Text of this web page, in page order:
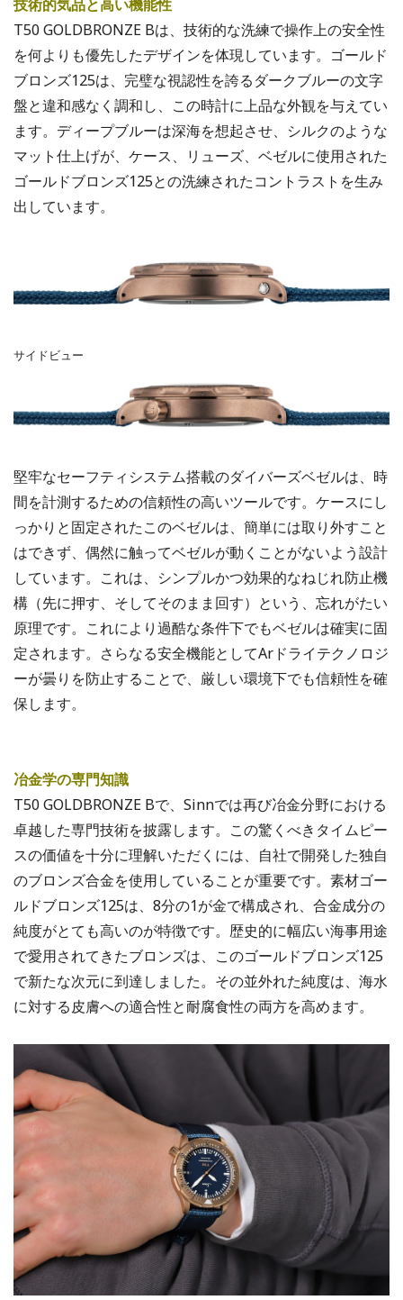
技術的気品と高い機能性
T50 GOLDBRONZE Bは、技術的な洗練で操作上の安全性
を何よりも優先したデザインを体現しています。ゴールド
ブロンズ125は、完璧な視認性を誇るダークブルーの文字
盤と違和感なく調和し、この時計に上品な外観を与えてい
ます。ディープブルーは深海を想起させ、シルクのような
マット仕上げが、ケース、リューズ、ベゼルに使用された
ゴールドブロンズ125との洗練されたコントラストを生み
出しています。
サイドビュー
堅牢なセーフティシステム搭載のダイバーズベゼルは、時
間を計測するための信頼性の高いツールです。ケースにし
っかりと固定されたこのベゼルは、簡単には取り外すこと
はできず、偶然に触ってベゼルが動くことがないよう設計
しています。これは、シンプルかつ効果的なねじれ防止機
構（先に押す、そしてそのまま回す）という、忘れがたい
原理です。これにより過酷な条件下でもベゼルは確実に固
定されます。さらなる安全機能としてArドライテクノロジ
ーが曇りを防止することで、厳しい環境下でも信頼性を確
保します。
冶金学の専門知識
T50 GOLDBRONZE Bで、Sinnでは再び冶金分野における
卓越した専門技術を披露します。この驚くべきタイムピー
スの価値を十分に理解いただくには、自社で開発した独自
のブロンズ合金を使用していることが重要です。素材ゴー
ルドブロンズ125は、8分の1が金で構成され、合金成分の
純度がとても高いのが特徴です。歴史的に幅広い海事用途
で愛用されてきたブロンズは、このゴールドブロンズ125
で新たな次元に到達しました。その並外れた純度は、海水
に対する皮膚への適合性と耐腐食性の両方を高めます。